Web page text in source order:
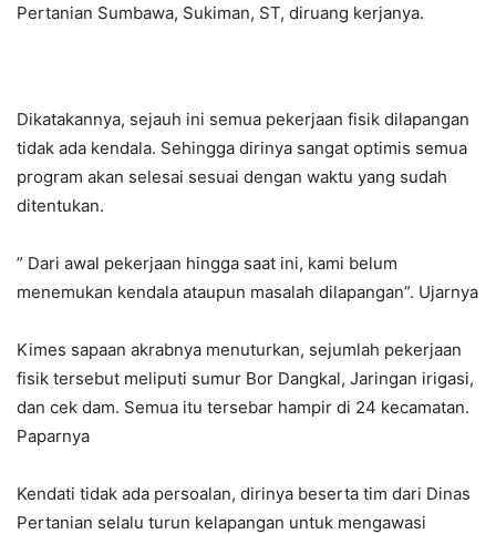
Pertanian Sumbawa, Sukiman, ST, diruang kerjanya.
Dikatakannya, sejauh ini semua pekerjaan fisik dilapangan
tidak ada kendala. Sehingga dirinya sangat optimis semua
program akan selesai sesuai dengan waktu yang sudah
ditentukan.
” Dari awal pekerjaan hingga saat ini, kami belum
menemukan kendala ataupun masalah dilapangan”. Ujarnya
Kimes sapaan akrabnya menuturkan, sejumlah pekerjaan
fisik tersebut meliputi sumur Bor Dangkal, Jaringan irigasi,
dan cek dam. Semua itu tersebar hampir di 24 kecamatan.
Paparnya
Kendati tidak ada persoalan, dirinya beserta tim dari Dinas
Pertanian selalu turun kelapangan untuk mengawasi